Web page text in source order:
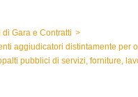
di Gara e Contratti >
aggiudicatori distintamente per
pubblici di servizi, forniture,